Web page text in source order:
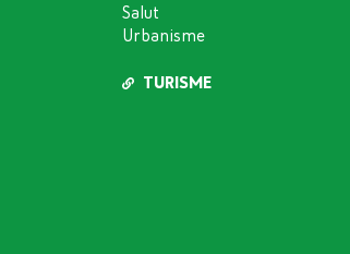
Salut
Urbanisme
TURISME